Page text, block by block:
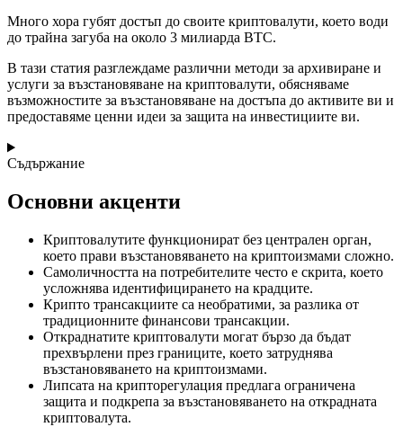
Много хора губят достъп до своите криптовалути, което води
до трайна загуба на около 3 милиарда BTC.
В тази статия разглеждаме различни методи за архивиране и
услуги за възстановяване на криптовалути, обясняваме
възможностите за възстановяване на достъпа до активите ви и
предоставяме ценни идеи за защита на инвестициите ви.
Съдържание
Основни акценти
Криптовалутите функционират без централен орган,
което прави възстановяването на криптоизмами сложно.
Самоличността на потребителите често е скрита, което
усложнява идентифицирането на крадците.
Крипто трансакциите са необратими, за разлика от
традиционните финансови трансакции.
Откраднатите криптовалути могат бързо да бъдат
прехвърлени през границите, което затруднява
възстановяването на криптоизмами.
Липсата на крипторегулация предлага ограничена
защита и подкрепа за възстановяването на открадната
криптовалута.